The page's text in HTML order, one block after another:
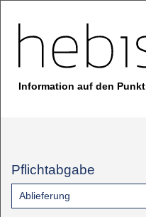
Information auf den Punkt
Pflichtabgabe
Ablieferung